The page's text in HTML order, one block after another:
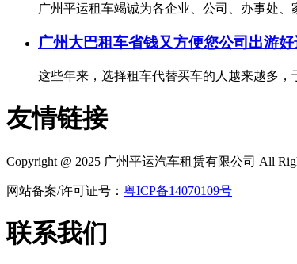
广州平运租车竭诚为各企业、公司、办事处
广州大巴租车省钱又方便您公司出游
这些年来，选择租车代替买车的人越来越多
友情链接
Copyright @ 2025 广州平运汽车租赁有限公司 All
网站备案/许可证号： 粤ICP备14070109号
联系我们